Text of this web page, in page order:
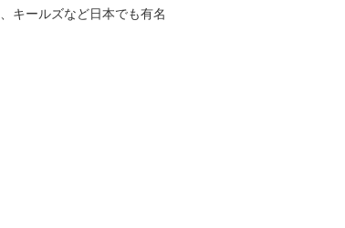
キールズなど日本でも有名